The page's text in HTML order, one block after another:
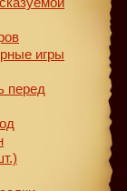
игры
перед